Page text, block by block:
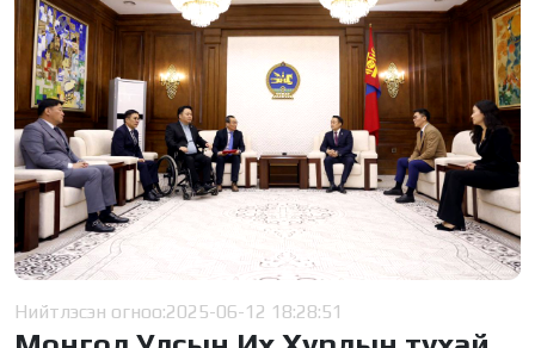
Нийтлэсэн огноо:2025-06-12 18:28:51